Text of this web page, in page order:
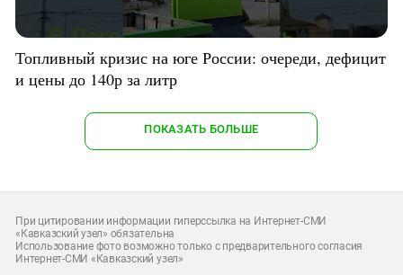
Топливный кризис на юге России: очереди, дефицит
и цены до 140р за литр
ПОКАЗАТЬ БОЛЬШЕ
При цитировании информации гиперссылка на Интернет-СМИ
«Кавказский узел» обязательна
Использование фото возможно только с предварительного согласия
Интернет-СМИ «Кавказский узел»